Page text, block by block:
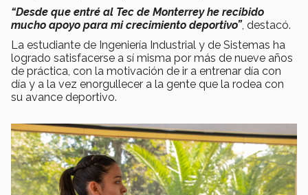
“Desde que entré al Tec de Monterrey he recibido
mucho apoyo para mi crecimiento deportivo”, destacó.
La estudiante de Ingeniería Industrial y de Sistemas ha
logrado satisfacerse a sí misma por más de nueve años
de práctica, con la motivación de ir a entrenar día con
día y a la vez enorgullecer a la gente que la rodea con
su avance deportivo.